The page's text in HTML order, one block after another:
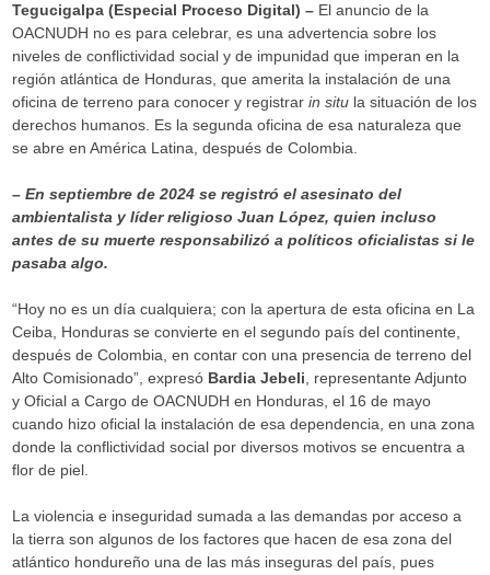
Tegucigalpa (Especial Proceso Digital) – El anuncio de la
OACNUDH no es para celebrar, es una advertencia sobre los
niveles de conflictividad social y de impunidad que imperan en la
región atlántica de Honduras, que amerita la instalación de una
oficina de terreno para conocer y registrarin situ la situación de los
derechos humanos. Es la segunda oficina de esa naturaleza que
se abre en América Latina, después de Colombia.
– En septiembre de 2024 se registró el asesinato del
ambientalista y líder religioso Juan López, quien incluso
antes de su muerte responsabilizó a políticos oficialistas si le
pasaba algo.
“Hoy no es un día cualquiera; con la apertura de esta oficina en La
Ceiba, Honduras se convierte en el segundo país del continente,
después de Colombia, en contar con una presencia de terreno del
Alto Comisionado”, expresó Bardia Jebeli , representante Adjunto
y Oficial a Cargo de OACNUDH en Honduras, el 16 de mayo
cuando hizo oficial la instalación de esa dependencia, en una zona
donde la conflictividad social por diversos motivos se encuentra a
flor de piel.
La violencia e inseguridad sumada a las demandas por acceso a
la tierra son algunos de los factores que hacen de esa zona del
atlántico hondureño una de las más inseguras del país, pues